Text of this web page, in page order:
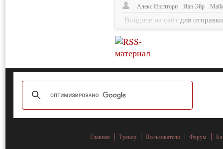
Алекс Инглторп
Иан Эйр
Войдите на сайт для
Главная Трекер Пользователи Форум